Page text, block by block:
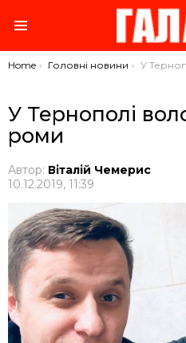
You are here:
Home Головні новини У Тернополі
У Тернополі
роми
Автор: Віталій Чемерис
10.12.2019, 11:39